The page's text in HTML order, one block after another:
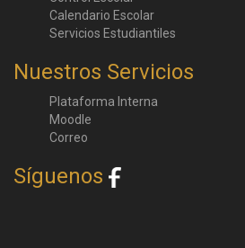
Calendario Escolar
Servicios Estudiantiles
Nuestros Servicios
Plataforma Interna
Moodle
Correo
Síguenos